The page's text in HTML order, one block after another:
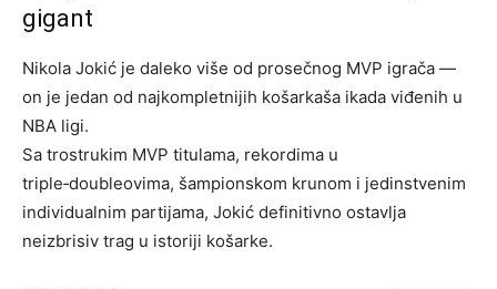
gigant
Nikola Jokić je daleko više od prosečnog MVP igrača —
on je jedan od najkomplet­nijih košarkaša ikada viđenih u
NBA ligi.
Sa trostrukim MVP titulama, rekordima u
triple‑doubleovima, šampionskom krunom i jedinstvenim
individualnim partijama, Jokić definitivno ostavlja
neizbrisiv trag u istoriji košarke.